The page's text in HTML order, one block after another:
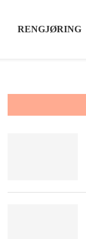
RENGJØRING